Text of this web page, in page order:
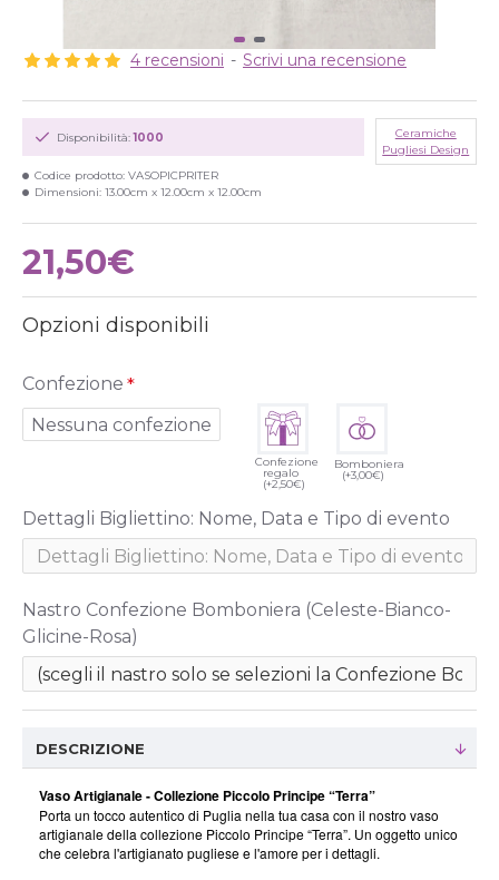
4 recensioni - Scrivi una recensione
21,50€
Disponibilità: 1000
Codice prodotto: VASOPICPRITER
Dimensioni: 13.00cm x 12.00cm x 12.00cm
Ceramiche
Pugliesi Design
Opzioni disponibili
Confezione
Nessuna confezione
Confezione
regalo
(+2,50€)
Bomboniera
(+3,00€)
Dettagli Bigliettino: Nome, Data e Tipo di evento
Nastro Confezione Bomboniera (Celeste-Bianco-
Glicine-Rosa)
DESCRIZIONE
Vaso Artigianale - Collezione Piccolo Principe “Terra”
Porta un tocco autentico di Puglia nella tua casa con il nostro vaso
artigianale della collezione Piccolo Principe “Terra”. Un oggetto unico
che celebra l'artigianato pugliese e l'amore per i dettagli.